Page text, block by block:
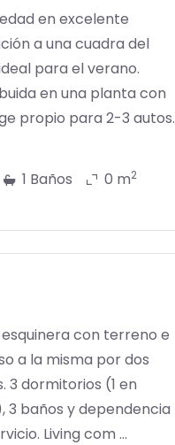
en excelente
a una cuadra del
para el verano.
en una planta con
propio para 2-3 autos.
1 Baños 0 m2
con terreno e
a la misma por dos
3 dormitorios (1 en
3 baños y dependencia
Living com ...